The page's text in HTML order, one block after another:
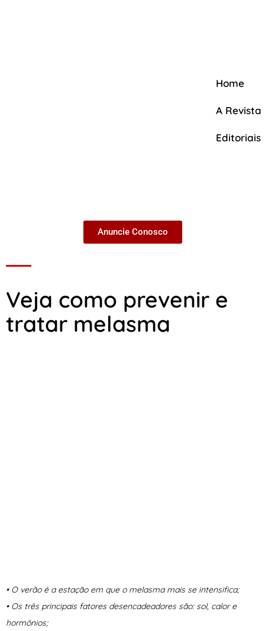
Home
A Revista
Editoriais
Anuncie Conosco
Veja como prevenir e
tratar melasma
• O verão é a estação em que o melasma mais se intensifica;
• Os três principais fatores desencadeadores são: sol, calor e
hormônios;